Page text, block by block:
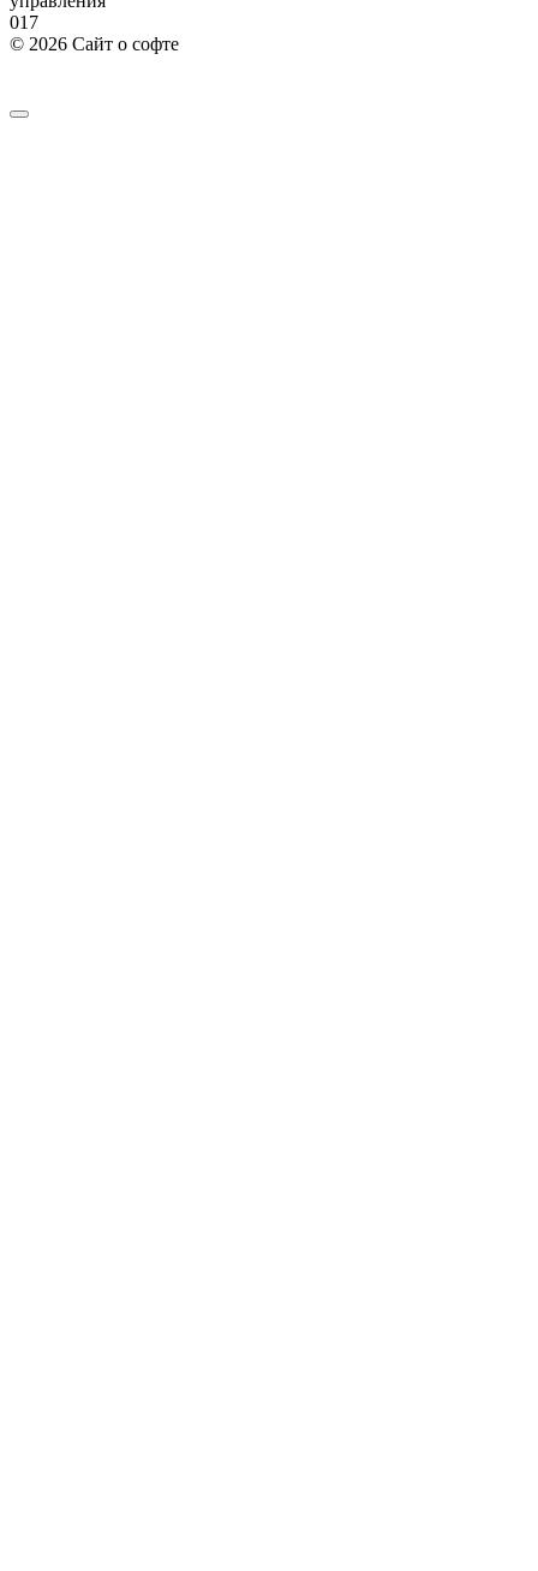
017
© 2026 Сайт о софте